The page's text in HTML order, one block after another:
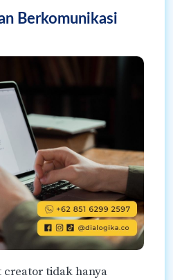
Berkomunikasi
creator tidak hanya